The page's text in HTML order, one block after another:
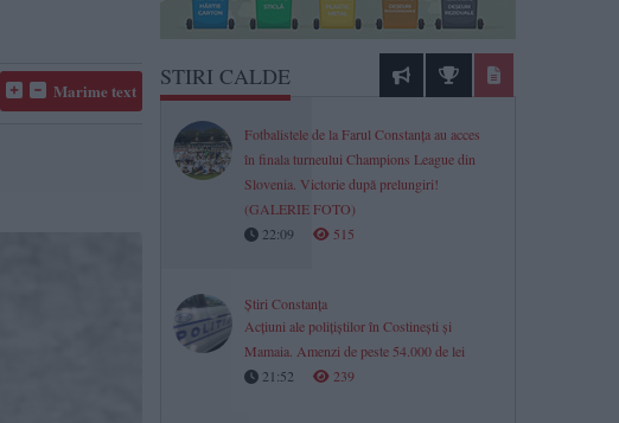
Marime text STIRI CALDE
Fotbalistele de la Farul Constanța au acces
în finala turneului Champions League din
Slovenia. Victorie după prelungiri!
(GALERIE FOTO)
22:09
515
Știri Constanța
Acțiuni ale polițiștilor în Costinești și
Mamaia. Amenzi de peste 54.000 de lei
21:52
239